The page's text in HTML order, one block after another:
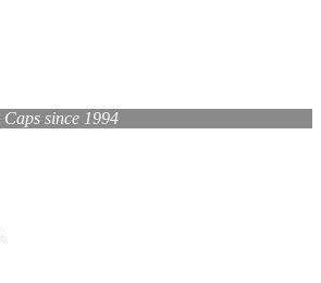
since 1994